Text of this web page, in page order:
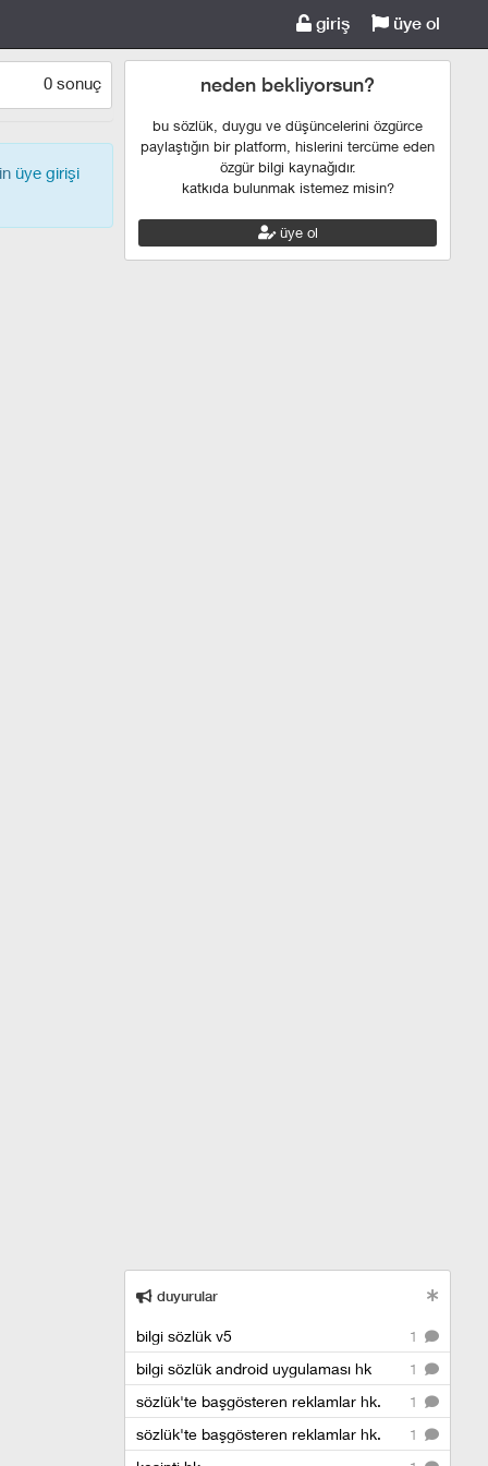
giriş üye ol
0 sonuç
üye girişi
neden bekliyorsun?
bu sözlük, duygu ve düşüncelerini özgürce
paylaştığın bir platform, hislerini tercüme eden
özgür bilgi kaynağıdır.
katkıda bulunmak istemez misin?
üye ol
duyurular
1
bilgi sözlük v5
1
bilgi sözlük android uygulaması hk
1
sözlük'te başgösteren reklamlar hk.
1
sözlük'te başgösteren reklamlar hk.